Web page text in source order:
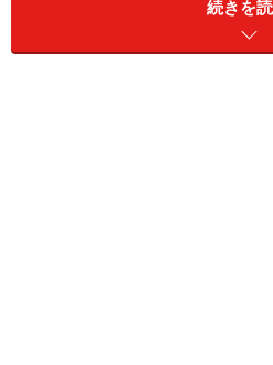
では、このお店で800円のも
続きを